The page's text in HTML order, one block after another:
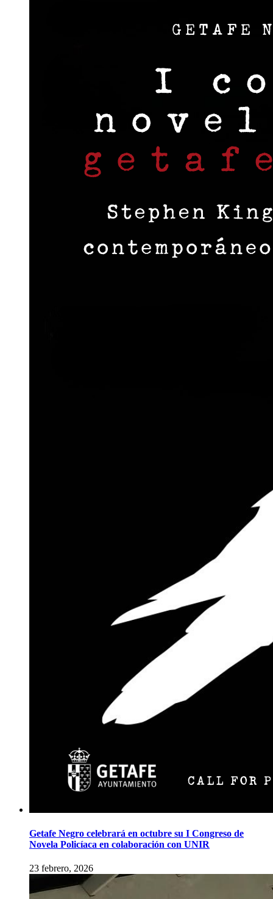
Getafe Negro celebrará en octubre su I Congreso de
Novela Policíaca en colaboración con UNIR
23 febrero, 2026